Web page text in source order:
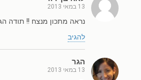
13 במאי 2013
נראה מתכון מנצח !! תודה
להגיב
הגר
13 במאי 2013